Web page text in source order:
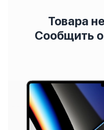
Товара
Сообщить